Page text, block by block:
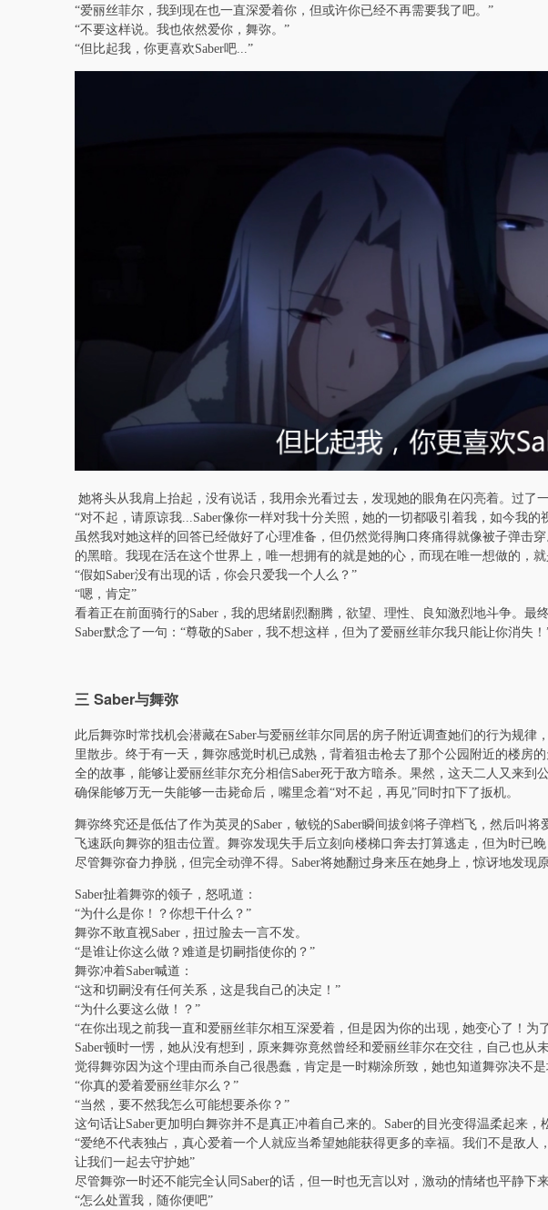
“爱丽丝菲尔，我到现在也一直深爱着你，但或许你已经不再需要我了吧。”
“不要这样说。我也依然爱你，舞弥。”
“但比起我，你更喜欢Saber吧...”
她将头从我肩上抬起，没有说话，我用余光看过去，发现她的眼角在闪亮着。过了
“对不起，请原谅我...Saber像你一样对我十分关照，她的一切都吸引着我，如今我的
虽然我对她这样的回答已经做好了心理准备，但仍然觉得胸口疼痛得就像被子弹击
的黑暗。我现在活在这个世界上，唯一想拥有的就是她的心，而现在唯一想做的，就
“假如Saber没有出现的话，你会只爱我一个人么？”
“嗯，肯定”
看着正在前面骑行的Saber，我的思绪剧烈翻腾，欲望、理性、良知激烈地斗争。最
Saber默念了一句：“尊敬的Saber，我不想这样，但为了爱丽丝菲尔我只能让你消失！
三 Saber与舞弥
此后舞弥时常找机会潜藏在Saber与爱丽丝菲尔同居的房子附近调查她们的行为规律
里散步。终于有一天，舞弥感觉时机已成熟，背着狙击枪去了那个公园附近的楼房
全的故事，能够让爱丽丝菲尔充分相信Saber死于敌方暗杀。果然，这天二人又来到
确保能够万无一失能够一击毙命后，嘴里念着“对不起，再见”同时扣下了扳机。
舞弥终究还是低估了作为英灵的Saber，敏锐的Saber瞬间拔剑将子弹档飞，然后叫将
飞速跃向舞弥的狙击位置。舞弥发现失手后立刻向楼梯口奔去打算逃走，但为时已
尽管舞弥奋力挣脱，但完全动弹不得。Saber将她翻过身来压在她身上，惊讶地发现
Saber扯着舞弥的领子，怒吼道：
“为什么是你！？你想干什么？”
舞弥不敢直视Saber，扭过脸去一言不发。
“是谁让你这么做？难道是切嗣指使你的？”
舞弥冲着Saber喊道：
“这和切嗣没有任何关系，这是我自己的决定！”
“为什么要这么做！？”
“在你出现之前我一直和爱丽丝菲尔相互深爱着，但是因为你的出现，她变心了！为
Saber顿时一愣，她从没有想到，原来舞弥竟然曾经和爱丽丝菲尔在交往，自己也从
觉得舞弥因为这个理由而杀自己很愚蠢，肯定是一时糊涂所致，她也知道舞弥决不是
“你真的爱着爱丽丝菲尔么？”
“当然，要不然我怎么可能想要杀你？”
这句话让Saber更加明白舞弥并不是真正冲着自己来的。Saber的目光变得温柔起来，
“爱绝不代表独占，真心爱着一个人就应当希望她能获得更多的幸福。我们不是敌人
让我们一起去守护她”
尽管舞弥一时还不能完全认同Saber的话，但一时也无言以对，激动的情绪也平静下来
“怎么处置我，随你便吧”